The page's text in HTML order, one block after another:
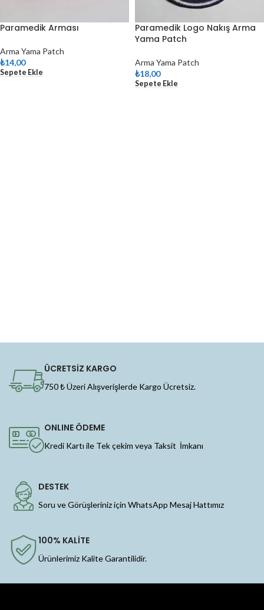
Paramedik Arması
Arma Yama Patch
₺14,00
Sepete Ekle
Paramedik Logo Nakış Arma
Yama Patch
Arma Yama Patch
₺18,00
Sepete Ekle
ÜCRETSİZ KARGO
750 ₺ Üzeri Alışverişlerde Kargo Ücretsiz.
ONLINE ÖDEME
Kredi Kartı ile Tek çekim veya Taksit İmkanı
DESTEK
Soru ve Görüşleriniz için WhatsApp Mesaj Hattımız
100% KALİTE
Ürünlerimiz Kalite Garantilidir.